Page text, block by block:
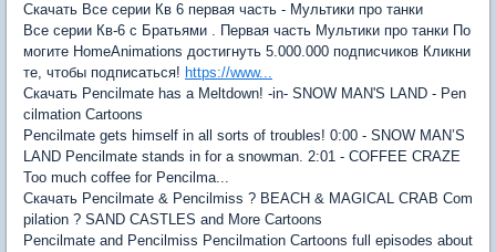
Скачать Все серии Кв 6 первая часть - Мультики про танки
Все серии Кв-6 с Братьями . Первая часть Мультики про танки По
могите HomeAnimations достигнуть 5.000.000 подписчиков Кликни
те, чтобы подписаться! https://www...
Скачать Pencilmate has a Meltdown! -in- SNOW MAN'S LAND - Pen
cilmation Cartoons
Pencilmate gets himself in all sorts of troubles! 0:00 - SNOW MAN’S
LAND Pencilmate stands in for a snowman. 2:01 - COFFEE CRAZE
Too much coffee for Pencilma...
Скачать Pencilmate & Pencilmiss ? BEACH & MAGICAL CRAB Com
pilation ? SAND CASTLES and More Cartoons
Pencilmate and Pencilmiss Pencilmation Cartoons full episodes about